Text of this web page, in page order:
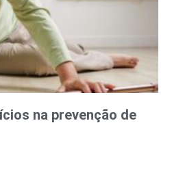
na prevenção de